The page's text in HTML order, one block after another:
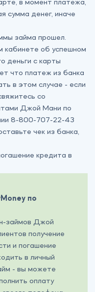
в момент платежа,
сумма денег, иначе
займа прошел.
кабинете об успешном
деньги с карты
что платеж из банка
в этом случае - если
со
Джой Мани по
8-800-707-22-43
чек из банка,
кредита в
по
займов Джой
получение
и погашение
в личный
- вы можете
оплату